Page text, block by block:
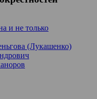
и не только
(Лукашенко)